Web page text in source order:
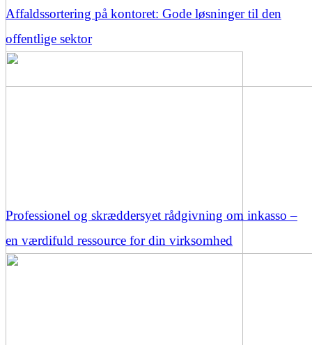
Affaldssortering på kontoret: Gode løsninger til den
offentlige sektor
Professionel og skræddersyet rådgivning om inkasso –
en værdifuld ressource for din virksomhed